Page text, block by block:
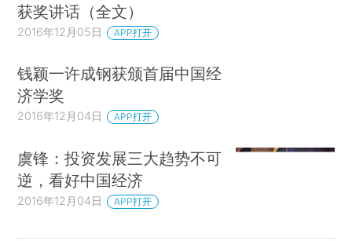
获奖讲话（全文）
2016年12月05日 APP打开
钱颖一许成钢获颁首届中国经
济学奖
2016年12月04日 APP打开
虞锋：投资发展三大趋势不可
逆，看好中国经济
2016年12月04日 APP打开